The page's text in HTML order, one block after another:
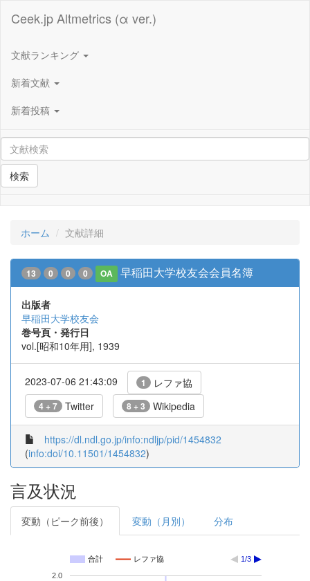
Ceek.jp Altmetrics (α ver.)
文献ランキング
新着文献
新着投稿
検索
ホーム 文献詳細
13 0 0 0 OA 早稲田大学校友会会員名簿
出版者
早稲田大学校友会
巻号頁・発行日
vol.[昭和10年用], 1939
2023-07-06 21:43:09 1 レファ協
4 + 7 Twitter 8 + 3 Wikipedia
https://dl.ndl.go.jp/info:ndljp/pid/1454832
(info:doi/10.11501/1454832)
言及状況
変動（ピーク前後） 変動（月別） 分布
合計 レファ協 1/3
2.0